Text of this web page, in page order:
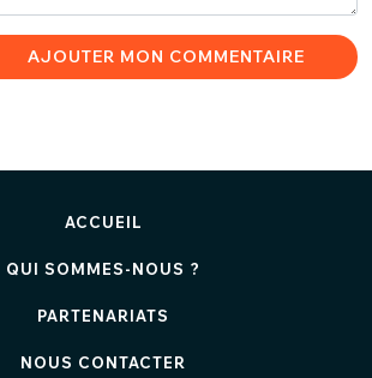
AJOUTER MON COMMENTAIRE
ACCUEIL
QUI SOMMES-NOUS ?
PARTENARIATS
NOUS CONTACTER